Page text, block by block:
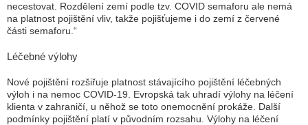
necestovat. Rozdělení zemí podle tzv. COVID semaforu ale nemá
na platnost pojištění vliv, takže pojišťujeme i do zemí z červené
části semaforu.“
Léčebné výlohy
Nové pojištění rozšiřuje platnost stávajícího pojištění léčebných
výloh i na nemoc COVID-19. Evropská tak uhradí výlohy na léčení
klienta v zahraničí, u něhož se toto onemocnění prokáže. Další
podmínky pojištění platí v původním rozsahu. Výlohy na léčení